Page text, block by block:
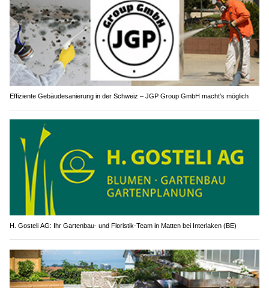
Effiziente Gebäudesanierung in der Schweiz – JGP Group GmbH macht’s möglich
H. Gosteli AG: Ihr Gartenbau- und Floristik-Team in Matten bei Interlaken (BE)